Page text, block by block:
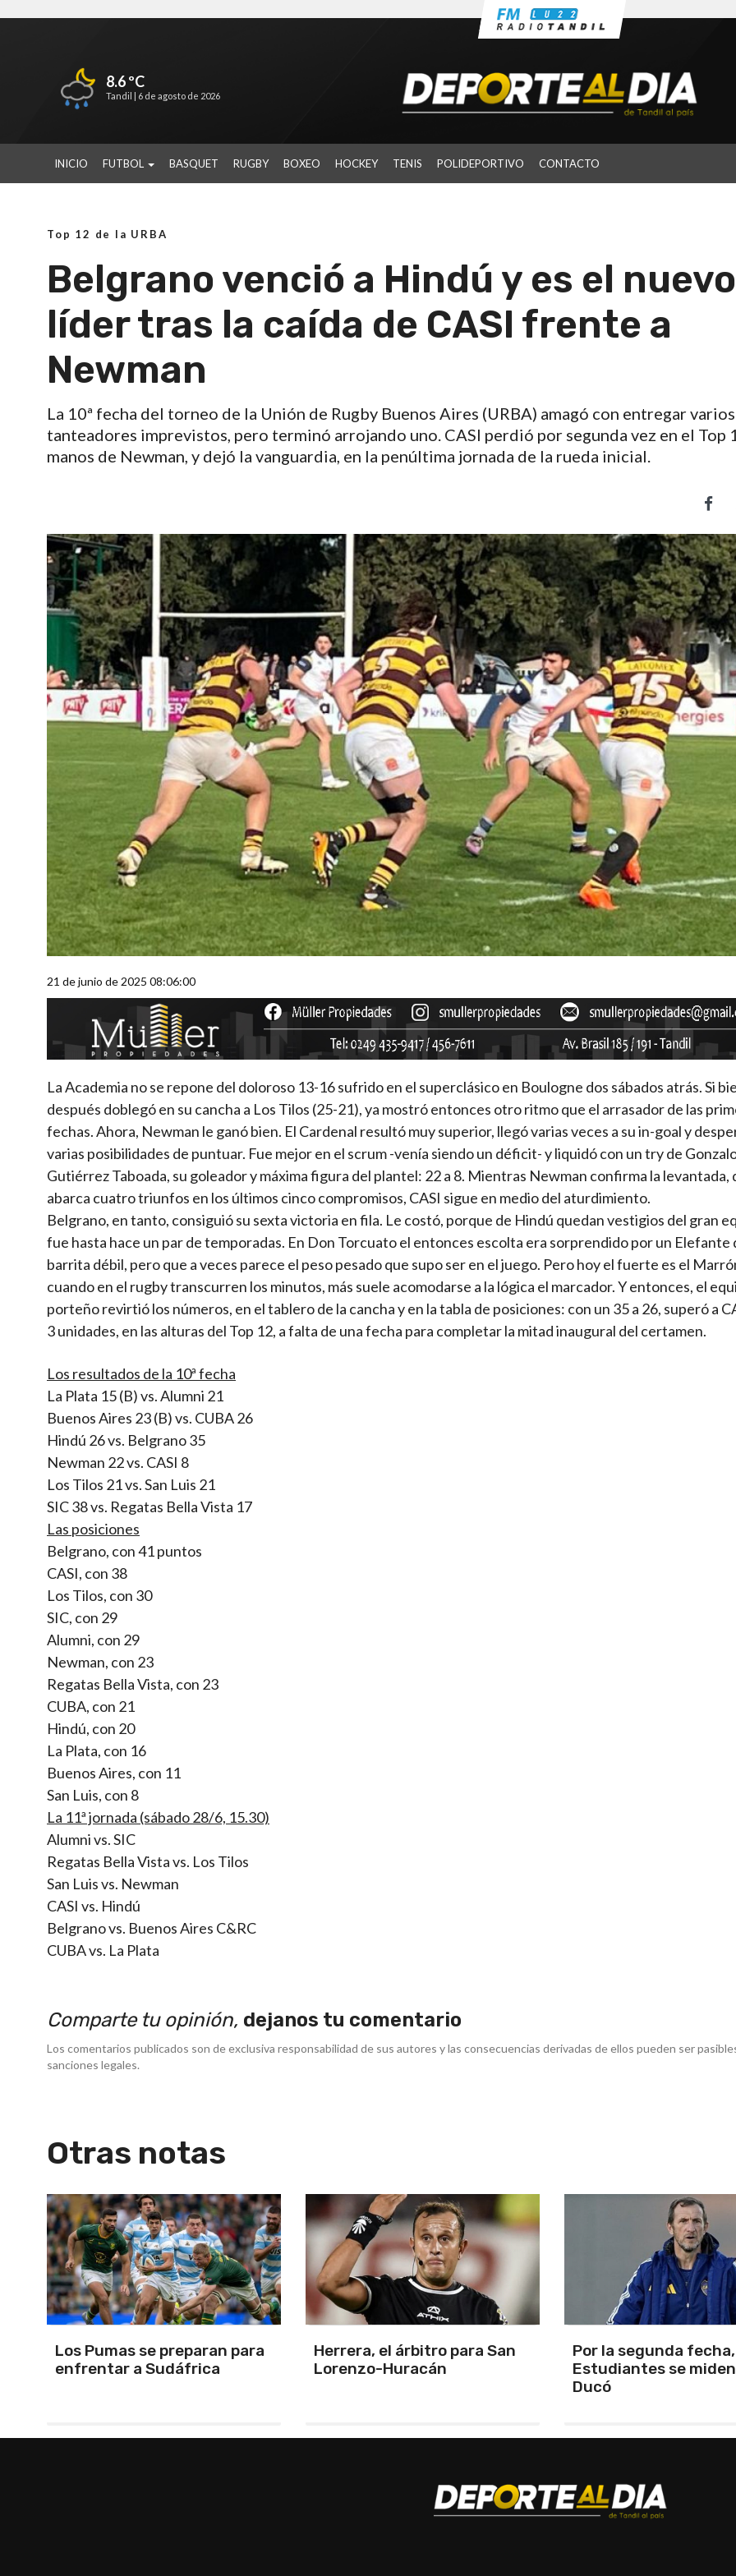
8.6 ºC
Tandil | 6 de agosto de 2026
INICIO FUTBOL BASQUET RUGBY BOXEO HOCKEY TENIS POLIDEPORTIVO CONTACTO
Top 12 de la URBA
Belgrano venció a Hindú y es el nuevo
líder tras la caída de CASI frente a
Newman
La 10ª fecha del torneo de la Unión de Rugby Buenos Aires (URBA) amagó con entregar varios
tanteadores imprevistos, pero terminó arrojando uno. CASI perdió por segunda vez en el Top
manos de Newman, y dejó la vanguardia, en la penúltima jornada de la rueda inicial.
21 de junio de 2025 08:06:00
La Academia no se repone del doloroso 13-16 sufrido en el superclásico en Boulogne dos sábados atrás. Si
después doblegó en su cancha a Los Tilos (25-21), ya mostró entonces otro ritmo que el arrasador de las
fechas. Ahora, Newman le ganó bien. El Cardenal resultó muy superior, llegó varias veces a su in-goal y
varias posibilidades de puntuar. Fue mejor en el scrum -venía siendo un déficit- y liquidó con un try de
Gutiérrez Taboada, su goleador y máxima figura del plantel: 22 a 8. Mientras Newman confirma la levantada,
abarca cuatro triunfos en los últimos cinco compromisos, CASI sigue en medio del aturdimiento.
Belgrano, en tanto, consiguió su sexta victoria en fila. Le costó, porque de Hindú quedan vestigios del gran
fue hasta hace un par de temporadas. En Don Torcuato el entonces escolta era sorprendido por un Elefante
barrita débil, pero que a veces parece el peso pesado que supo ser en el juego. Pero hoy el fuerte es el
cuando en el rugby transcurren los minutos, más suele acomodarse a la lógica el marcador. Y entonces, el
porteño revirtió los números, en el tablero de la cancha y en la tabla de posiciones: con un 35 a 26, superó a
3 unidades, en las alturas del Top 12, a falta de una fecha para completar la mitad inaugural del certamen.
Los resultados de la 10ª fecha
La Plata 15 (B) vs. Alumni 21
Buenos Aires 23 (B) vs. CUBA 26
Hindú 26 vs. Belgrano 35
Newman 22 vs. CASI 8
Los Tilos 21 vs. San Luis 21
SIC 38 vs. Regatas Bella Vista 17
Las posiciones
Belgrano, con 41 puntos
CASI, con 38
Los Tilos, con 30
SIC, con 29
Alumni, con 29
Newman, con 23
Regatas Bella Vista, con 23
CUBA, con 21
Hindú, con 20
La Plata, con 16
Buenos Aires, con 11
San Luis, con 8
La 11ª jornada (sábado 28/6, 15.30)
Alumni vs. SIC
Regatas Bella Vista vs. Los Tilos
San Luis vs. Newman
CASI vs. Hindú
Belgrano vs. Buenos Aires C&RC
CUBA vs. La Plata
Comparte tu opinión, dejanos tu comentario
Los comentarios publicados son de exclusiva responsabilidad de sus autores y las consecuencias derivadas de ellos pueden ser
sanciones legales.
Otras notas
Herrera, el árbitro para San
Lorenzo-Huracán
Por la segunda fecha, Boca y
Estudiantes se miden en el
La cuarta fecha del
campeonato de
corre en Mar del Plata